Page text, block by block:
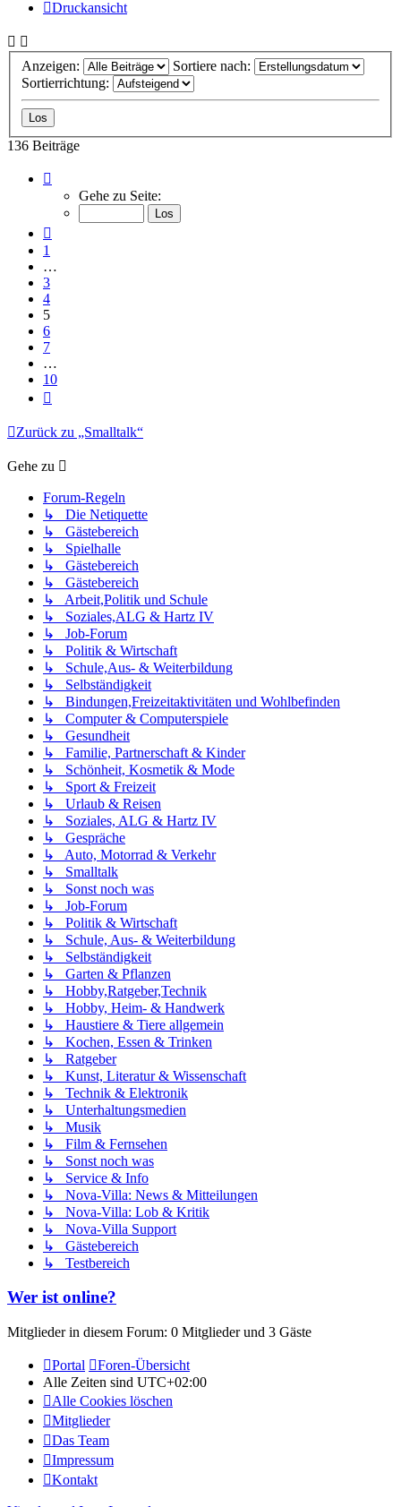
Druckansicht
Anzeigen:
Sortiere nach:
Sortierrichtung:
136 Beiträge
von
Gehe zu Seite:
1
…
3
4
5
6
7
…
10
Zurück zu „Smalltalk“
Gehe zu
Forum-Regeln
↳ Die Netiquette
↳ Gästebereich
↳ Spielhalle
↳ Gästebereich
↳ Gästebereich
↳ Arbeit,Politik und Schule
↳ Soziales,ALG & Hartz IV
↳ Job-Forum
↳ Politik & Wirtschaft
↳ Schule,Aus- & Weiterbildung
↳ Selbständigkeit
↳ Bindungen,Freizeitaktivitäten und Wohlbefinden
↳ Computer & Computerspiele
↳ Gesundheit
↳ Familie, Partnerschaft & Kinder
↳ Schönheit, Kosmetik & Mode
↳ Sport & Freizeit
↳ Urlaub & Reisen
↳ Soziales, ALG & Hartz IV
↳ Gespräche
↳ Auto, Motorrad & Verkehr
↳ Smalltalk
↳ Sonst noch was
↳ Job-Forum
↳ Politik & Wirtschaft
↳ Schule, Aus- & Weiterbildung
↳ Selbständigkeit
↳ Garten & Pflanzen
↳ Hobby,Ratgeber,Technik
↳ Hobby, Heim- & Handwerk
↳ Haustiere & Tiere allgemein
↳ Kochen, Essen & Trinken
↳ Ratgeber
↳ Kunst, Literatur & Wissenschaft
↳ Technik & Elektronik
↳ Unterhaltungsmedien
↳ Musik
↳ Film & Fernsehen
↳ Sonst noch was
↳ Service & Info
↳ Nova-Villa: News & Mitteilungen
↳ Nova-Villa: Lob & Kritik
↳ Nova-Villa Support
↳ Gästebereich
↳ Testbereich
Wer ist online?
Mitglieder in diesem Forum: 0 Mitglieder und 3 Gäste
Portal
Foren-Übersicht
Alle Zeiten sind UTC+02:00
Alle Cookies löschen
Mitglieder
Das Team
Impressum
Kontakt